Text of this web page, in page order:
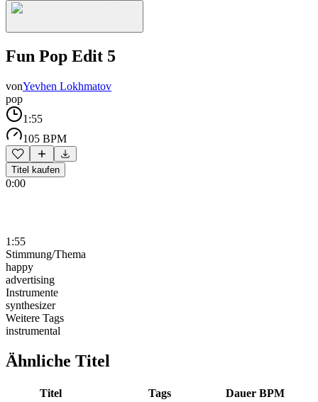
Fun Pop Edit 5
vonYevhen Lokhmatov
pop
1:55
105 BPM
Titel kaufen
0:00
1:55
Stimmung/Thema
happy
advertising
Instrumente
synthesizer
Weitere Tags
instrumental
Ähnliche Titel
Titel Tags Dauer BPM